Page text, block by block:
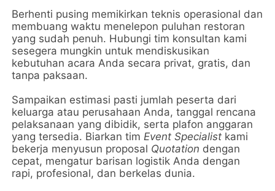
Berhenti pusing memikirkan teknis operasional dan
membuang waktu menelepon puluhan restoran
yang sudah penuh. Hubungi tim konsultan kami
sesegera mungkin untuk mendiskusikan
kebutuhan acara Anda secara privat, gratis, dan
tanpa paksaan.
Sampaikan estimasi pasti jumlah peserta dari
keluarga atau perusahaan Anda, tanggal rencana
pelaksanaan yang dibidik, serta plafon anggaran
yang tersedia. Biarkan timEvent Specialist kami
bekerja menyusun proposal Quotation dengan
cepat, mengatur barisan logistik Anda dengan
rapi, profesional, dan berkelas dunia.